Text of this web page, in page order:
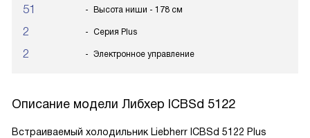
51 Высота ниши - 178 см
2 Серия Plus
2 Электронное управление
Описание модели Либхер ICBSd 5122
Встраиваемый холодильник Liebherr ICBSd 5122 Plus